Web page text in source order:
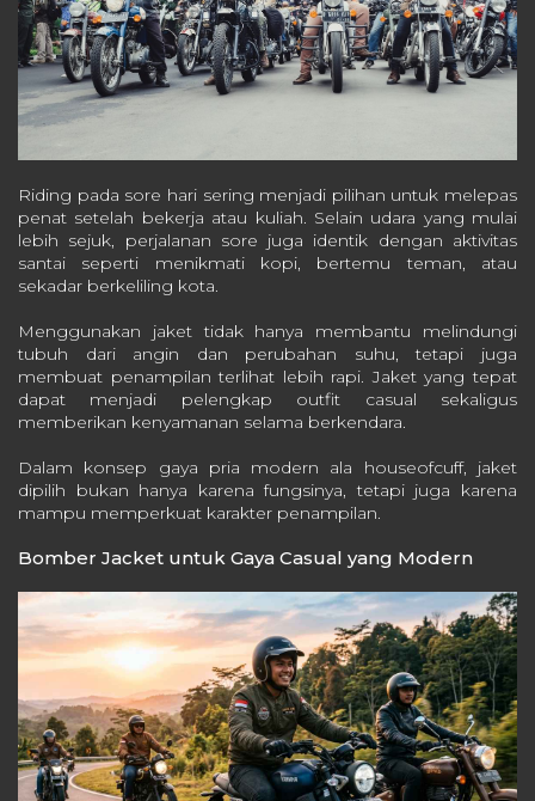
Riding pada sore hari sering menjadi pilihan untuk melepas
penat setelah bekerja atau kuliah. Selain udara yang mulai
lebih sejuk, perjalanan sore juga identik dengan aktivitas
santai seperti menikmati kopi, bertemu teman, atau
sekadar berkeliling kota.
Menggunakan jaket tidak hanya membantu melindungi
tubuh dari angin dan perubahan suhu, tetapi juga
membuat penampilan terlihat lebih rapi. Jaket yang tepat
dapat menjadi pelengkap outfit casual sekaligus
memberikan kenyamanan selama berkendara.
Dalam konsep gaya pria modern ala houseofcuff, jaket
dipilih bukan hanya karena fungsinya, tetapi juga karena
mampu memperkuat karakter penampilan.
Bomber Jacket untuk Gaya Casual yang Modern